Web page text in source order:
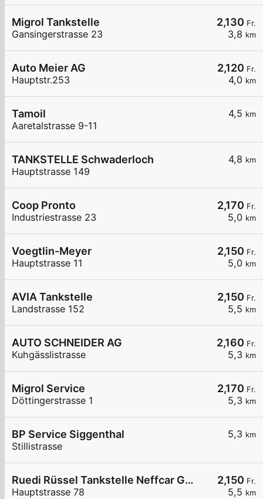
2,130 Fr.
3,8 km
Migrol Tankstelle
Gansingerstrasse 23
2,120 Fr.
4,0 km
Auto Meier AG
Hauptstr.253
4,5 km
Tamoil
Aaretalstrasse 9-11
4,8 km
TANKSTELLE Schwaderloch
Hauptstrasse 149
2,170 Fr.
5,0 km
Coop Pronto
Industriestrasse 23
2,150 Fr.
5,0 km
Voegtlin-Meyer
Hauptstrasse 11
2,150 Fr.
5,5 km
AVIA Tankstelle
Landstrasse 152
2,160 Fr.
5,3 km
AUTO SCHNEIDER AG
Kuhgässlistrasse
2,170 Fr.
5,3 km
Migrol Service
Döttingerstrasse 1
5,3 km
BP Service Siggenthal
Stillistrasse
2,150 Fr.
5,5 km
Ruedi Rüssel Tankstelle Neffcar GmbH
Hauptstrasse 78